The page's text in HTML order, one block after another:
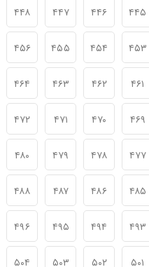
۴۴۵ ۴۴۶ ۴۴۷ ۴۴۸
۴۵۳ ۴۵۴ ۴۵۵ ۴۵۶
۴۶۱ ۴۶۲ ۴۶۳ ۴۶۴
۴۶۹ ۴۷۰ ۴۷۱ ۴۷۲
۴۷۷ ۴۷۸ ۴۷۹ ۴۸۰
۴۸۵ ۴۸۶ ۴۸۷ ۴۸۸
۴۹۳ ۴۹۴ ۴۹۵ ۴۹۶
۵۰۱ ۵۰۲ ۵۰۳ ۵۰۴